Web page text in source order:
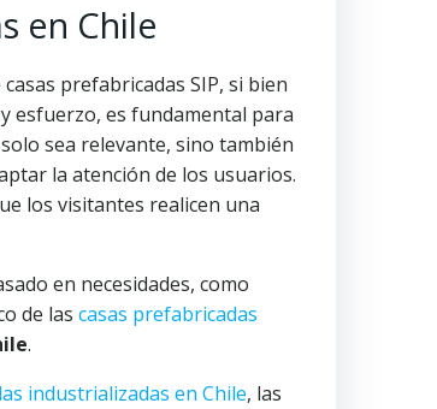
en Chile
prefabricadas SIP, si bien
esfuerzo, es fundamental para
sea relevante, sino también
la atención de los usuarios.
los visitantes realicen una
en necesidades, como
de las casas prefabricadas
.
industrializadas en Chile, las